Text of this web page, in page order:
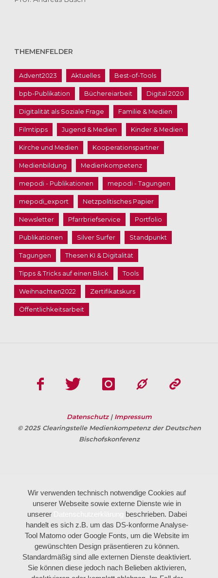
THEMENFELDER
Advent2023 Aktuelles Best-of-Tools
bpb-Publikation Büchereiarbeit Digital 2020
Digitalität als Soziale Frage Familie & Medien
Filmtipps Jugend & Medien Kinder & Medien
Kirche und Medien Kooperationspartner
Medienbildung Medienkompetenz
mepodi - Publikationen mepodi - Tagungen
mepodi_export Netzpolitisches Papier
Newsletter Pfarrbriefservice Portfolio
Publikationen Silver Surfer Standpunkt
Tagungen Thesen KI & Digitalität
Tipps & Tricks auf einen Blick Tools
Weihnachten2022 Zertifikatskurs
Öffentlichkeitsarbeit
Datenschutz | Impressum
© 2025 Clearingstelle Medienkompetenz der Deutschen
Bischofskonferenz
Wir verwenden technisch notwendige Cookies auf
unserer Webseite sowie externe Dienste wie in
unserer
beschrieben. Dabei
handelt es sich z.B. um das DS-konforme Analyse-
Tool Matomo oder Google Fonts, um die Website im
gewünschten Design präsentieren zu können.
Standardmäßig sind alle externen Dienste deaktiviert.
Sie können diese jedoch nach Belieben aktivieren,